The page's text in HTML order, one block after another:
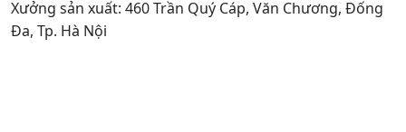
Xưởng sản xuất: 460 Trần Quý Cáp, Văn Chương, Đống
Đa, Tp. Hà Nội